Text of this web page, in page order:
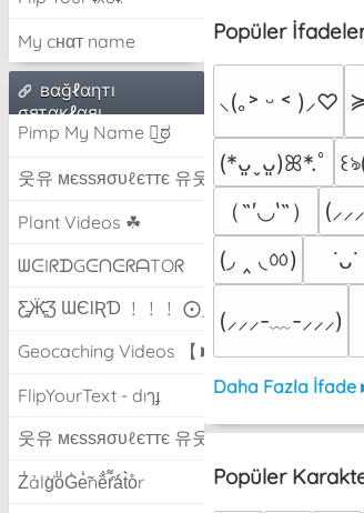
My cнαт name
вαğℓαηтı
σятαкℓαяı
Pimp My Name ಠ͜ಠ
웃유 мєѕѕяσυℓєттє 유웃
Plant Videos ☘
ᗯᕮIᖇᗪGᕮᑎᕮᖇᗩTOᖇ
Ƹ̵̡Ӝ̵̨̄Ʒ ƜЄƖƦƊ ﹗﹗﹗ ⨀_⨀
Geocaching Videos 【►】
FlipYourText - dıๅɟ
웃유 мєѕѕяσυℓєттє 유웃
Z̾ảlg̀͐oͧG̀e̒̃nȅ̐r͌̑á͑t͛o̊r
Popüler
⸜(｡˃ ᵕ ˂ )⸝♡
(*ᴗ͈ˬᴗ͈)ꕤ*.ﾟ
（˶′◡‵˶）
(◞ ‸ ◟ㆀ)
˙ᴗ˙
(⸝⸝⸝-﹏-⸝⸝⸝)
Daha Fazla İfade
Popüler